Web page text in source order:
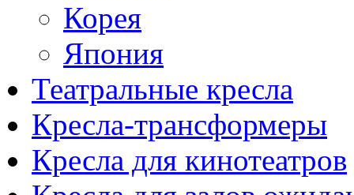
Корея
Япония
Театральные кресла
Кресла-трансформеры
Кресла для кинотеатров